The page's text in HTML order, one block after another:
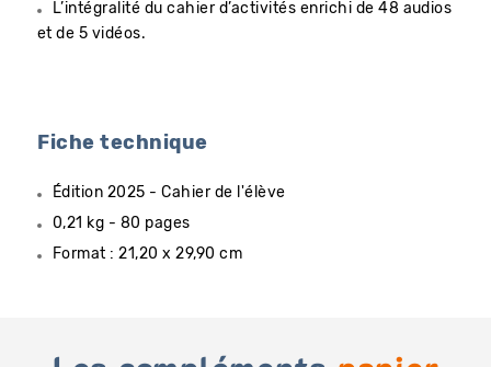
L’intégralité du cahier d’activités enrichi de 48 audios
et de 5 vidéos.
Fiche technique
Édition 2025 - Cahier de l'élève
0,21 kg - 80 pages
Format : 21,20 x 29,90 cm